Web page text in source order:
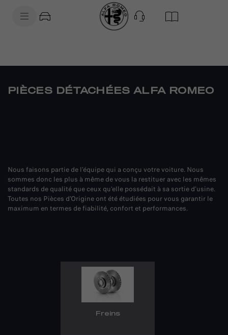
PIÈCES DÉTACHÉES ALFA ROMEO
Nous faisons partie de l’équipe qui a conçu votre voiture. Nous
sommes donc les plus à même de vous la restituer avec les mêmes
standards de qualité que ceux qu’elle possédait à sa sortie d’usine.
Toutes nos Pièces d’Origine ont été étudiées pour vous garantir le
maximum en termes de fiabilité, confort et performances.
Freins